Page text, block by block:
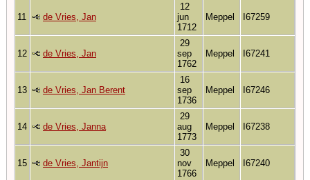
11 de Vries, Jan
12
jun
1712
Meppel I67259
12 de Vries, Jan
29
sep
1762
Meppel I67241
13 de Vries, Jan Berent
16
sep
1736
Meppel I67246
14 de Vries, Janna
29
aug
1773
Meppel I67238
15 de Vries, Jantijn
30
nov
1766
Meppel I67240